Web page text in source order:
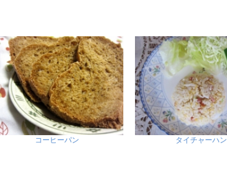
コーヒーパン タイチャーハン